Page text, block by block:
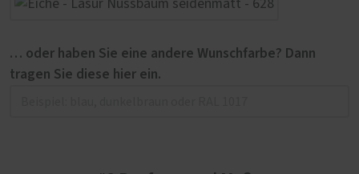
… oder haben Sie eine andere Wunschfarbe? Dann
tragen Sie diese hier ein.